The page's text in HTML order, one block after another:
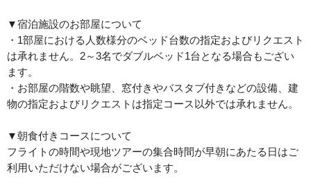
▼宿泊施設のお部屋について
・1部屋における人数様分のベッド台数の指定およびリクエスト
は承れません。2～3名でダブルベッド1台となる場合もござい
ます。
・お部屋の階数や眺望、窓付きやバスタブ付きなどの設備、建
物の指定およびリクエストは指定コース以外では承れません。
▼朝食付きコースについて
フライトの時間や現地ツアーの集合時間が早朝にあたる日はご
利用いただけない場合がございます。